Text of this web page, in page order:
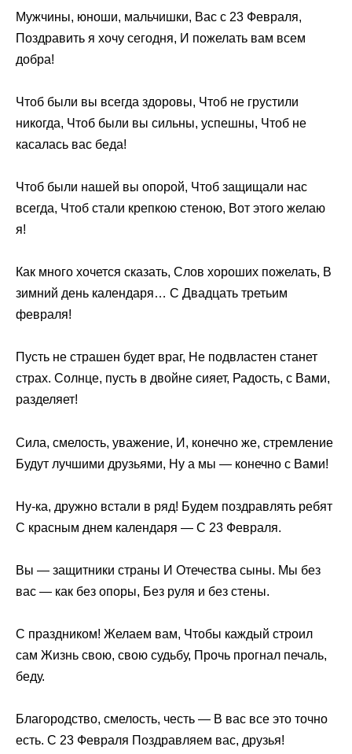
Мужчины, юноши, мальчишки, Вас с 23 Февраля,
Поздравить я хочу сегодня, И пожелать вам всем
добра!
Чтоб были вы всегда здоровы, Чтоб не грустили
никогда, Чтоб были вы сильны, успешны, Чтоб не
касалась вас беда!
Чтоб были нашей вы опорой, Чтоб защищали нас
всегда, Чтоб стали крепкою стеною, Вот этого желаю
я!
Как много хочется сказать, Слов хороших пожелать, В
зимний день календаря… С Двадцать третьим
февраля!
Пусть не страшен будет враг, Не подвластен станет
страх. Солнце, пусть в двойне сияет, Радость, с Вами,
разделяет!
Сила, смелость, уважение, И, конечно же, стремление
Будут лучшими друзьями, Ну а мы — конечно с Вами!
Ну-ка, дружно встали в ряд! Будем поздравлять ребят
С красным днем календаря — С 23 Февраля.
Вы — защитники страны И Отечества сыны. Мы без
вас — как без опоры, Без руля и без стены.
С праздником! Желаем вам, Чтобы каждый строил
сам Жизнь свою, свою судьбу, Прочь прогнал печаль,
беду.
Благородство, смелость, честь — В вас все это точно
есть. С 23 Февраля Поздравляем вас, друзья!